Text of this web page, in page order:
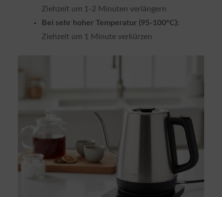
Ziehzeit um 1-2 Minuten verlängern
Bei sehr hoher Temperatur (95-100°C):
Ziehzeit um 1 Minute verkürzen